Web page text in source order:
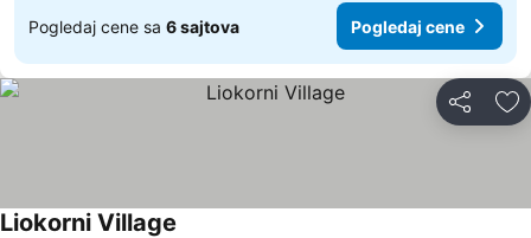
Pogledaj cene sa 6 sajtova Pogledaj cene
Deli
Liokorni Village